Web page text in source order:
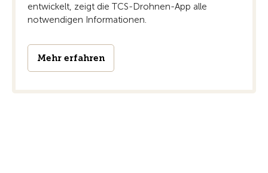
entwickelt, zeigt die TCS-Drohnen-App alle
notwendigen Informationen.
Mehr erfahren